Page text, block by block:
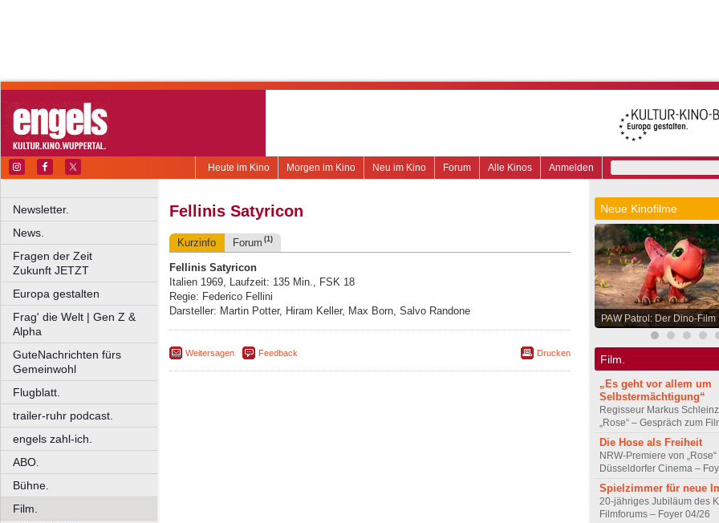
Anmelden
Alle Kinos
Forum
Neu im Kino
Morgen im Kino
Heute im Kino
Newsletter.
News.
Fragen der Zeit
Zukunft JETZT
Europa gestalten
Frag' die Welt | Gen Z &
Alpha
GuteNachrichten fürs
Gemeinwohl
Flugblatt.
trailer-ruhr podcast.
engels zahl-ich.
ABO.
Bühne.
Film.
Fellinis Satyricon
Kurzinfo Forum (1)
Fellinis Satyricon
Italien 1969, Laufzeit: 135 Min., FSK 18
Regie: Federico Fellini
Darsteller: Martin Potter, Hiram Keller, Max Born, Salvo Randone
Weitersagen Feedback Drucken
Neue Kinofilme
PAW Patrol: Der Dino-Film
Film.
„Es geht vor allem um
Selbstermächtigung“
Regisseur Markus
„Rose“ – Gespräch zum
Die Hose als Freiheit
NRW-Premiere von „Rose“
Düsseldorfer Cinema –
Spielzimmer für neue
20-jähriges Jubiläum des
Filmforums – Foyer 04/26